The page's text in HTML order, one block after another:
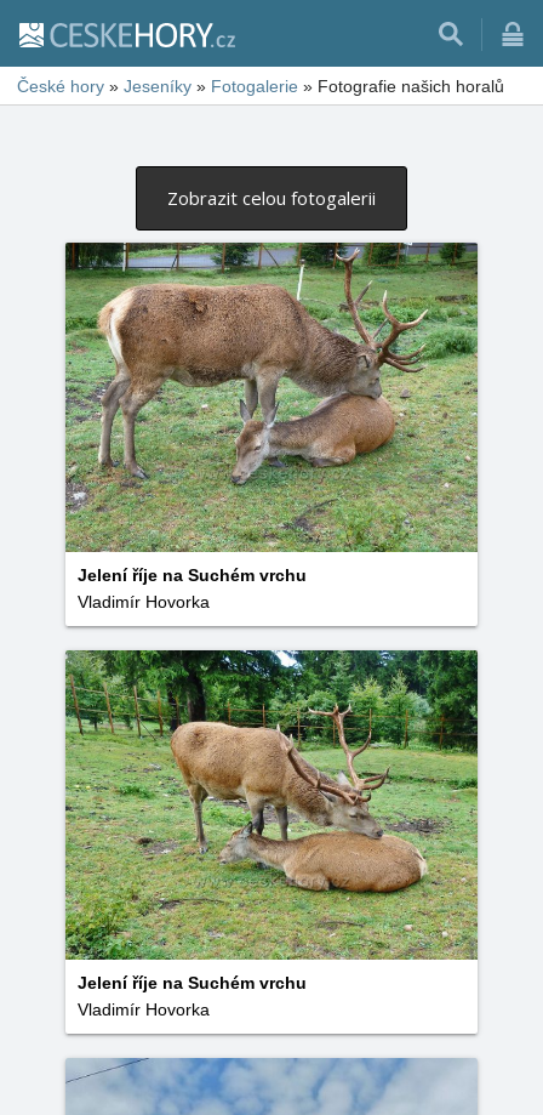
České hory » Jeseníky » Fotogalerie » Fotografie našich horalů
Zobrazit celou fotogalerii
Jelení říje na Suchém vrchu
Vladimír Hovorka
Jelení říje na Suchém vrchu
Vladimír Hovorka